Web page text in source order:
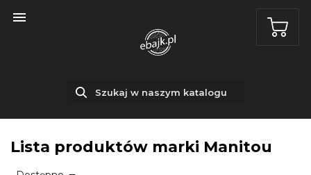

Lista produktów marki Manitou